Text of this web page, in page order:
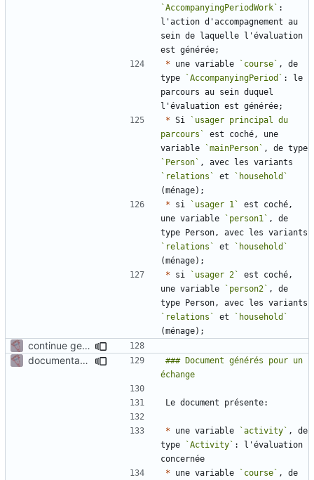
`AccompanyingPeriodWork` :
l'action d'accompagnement au
sein de laquelle l'évaluation
* une variable `course` , de
type
`AccompanyingPeriod` : le
parcours au sein duquel
* Si
`usager principal du
parcours`
est coché, une
variable
`mainPerson`
`Person`
`relations`
et
`household`
* si `usager 1`
est coché,
une variable
`person1` , de
`relations`
et
`household`
* si `usager 2`
est coché,
une variable
`person2` , de
`relations`
et
`household`
continue gen doc documentation
documentation for docgen in activity
### Document générés pour un
* une variable `activity` , de
type
`Activity` : l'évaluation
* une variable `course` , de